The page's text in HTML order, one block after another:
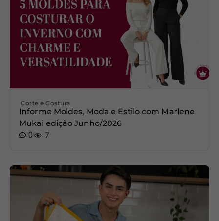
Corte e Costura
Informe Moldes, Moda e Estilo com Marlene
Mukai edição Junho/2026
0
7